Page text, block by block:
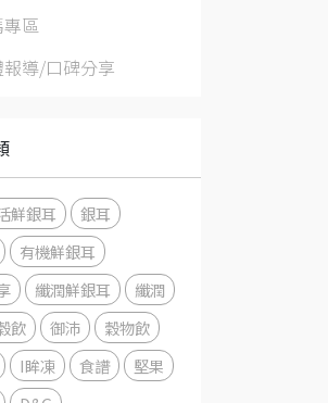
區
導/口碑分享
鮮銀耳
銀耳
有機鮮銀耳
纖潤鮮銀耳
纖潤
飲
御沛
穀物飲
I眸凍 食譜
堅果